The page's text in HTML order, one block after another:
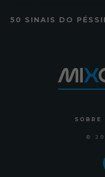
50 SINAIS DO
SOBRE
©